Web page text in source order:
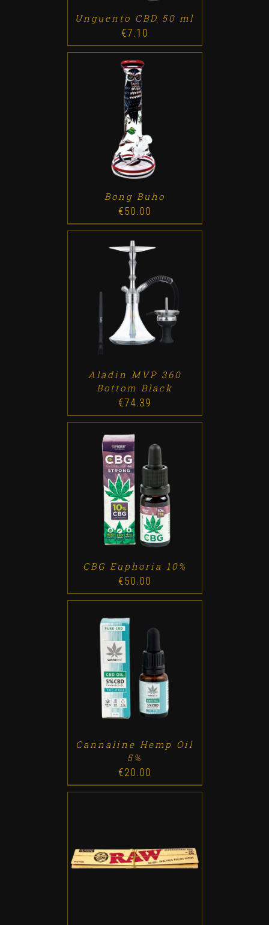
Unguento CBD 50 ml
€7.10
ADD TO CART /
Bong Buho
€50.00
ADD TO CART / DETALLES
Aladin MVP 360
Bottom Black
€74.39
ADD TO CART / DETALLES
CBG Euphoria 10%
€50.00
ADD TO CART / DETALLES
Cannaline Hemp Oil
5%
€20.00
ADD TO CART / DETALLES